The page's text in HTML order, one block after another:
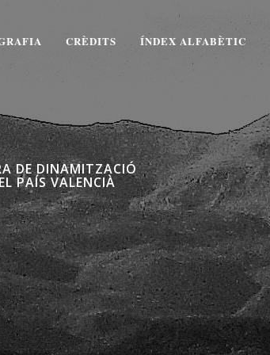
CRÈDITS ÍNDEX ALFABÈTIC
DE DINAMITZACIÓ
PAÍS VALENCIÀ